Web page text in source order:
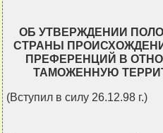
ОБ УТВЕРЖДЕНИИ
СТРАНЫ
ПРЕФЕРЕНЦИЙ В
ТАМОЖЕННУЮ
(Вступил в силу 26.12.98 г.)